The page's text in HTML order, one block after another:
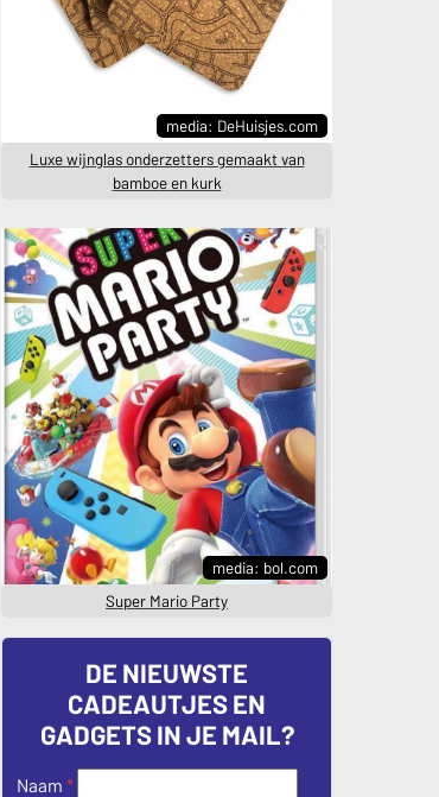
media: DeHuisjes.com
Luxe wijnglas onderzetters gemaakt van
bamboe en kurk
media: bol.com
Super Mario Party
DE NIEUWSTE
CADEAUTJES EN
GADGETS IN JE MAIL?
Naam *